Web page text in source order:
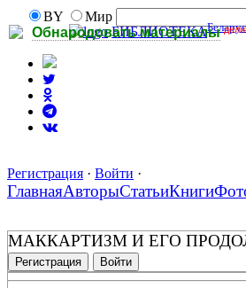
Обнародовать материалы
BY
Мир
БИБЛИОТЕКА
Регистрация · Войти ·
ГлавнаяАвторыСтатьиКниги
МАККАРТИЗМ И ЕГО
Регистрация Войти